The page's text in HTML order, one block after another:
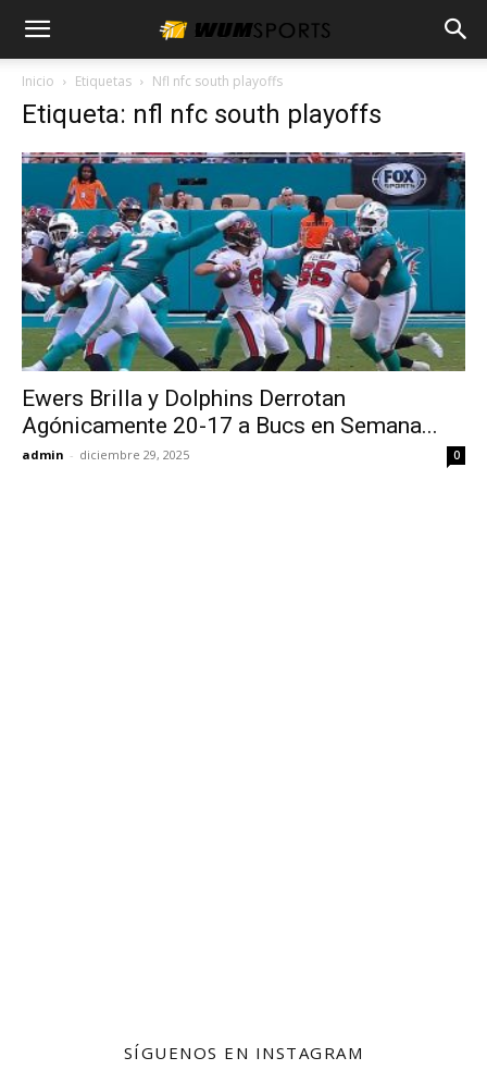
Inicio Etiquetas Nfl nfc south playoffs
Etiqueta: nfl nfc south playoffs
Ewers Brilla y Dolphins Derrotan
Agónicamente 20-17 a Bucs en Semana...
admin - diciembre 29, 2025 0
SÍGUENOS EN INSTAGRAM